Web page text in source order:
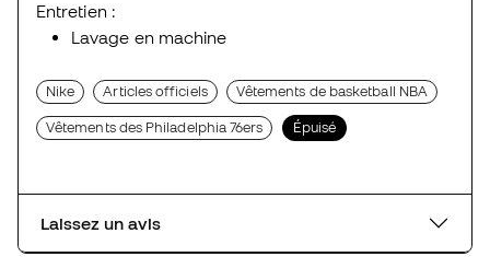
Entretien :
Lavage en machine
Nike Articles officiels Vêtements de basketball NBA
Vêtements des Philadelphia 76ers Épuisé
Laissez un avis